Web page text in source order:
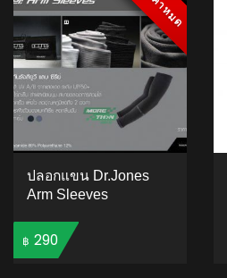
customer
ratings
ADD TO CART
ปลอกแขน Dr.Jones
Arm Sleeves
฿ 290